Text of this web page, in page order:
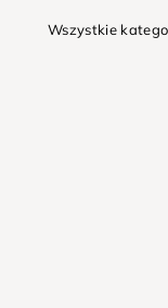
Wszystkie